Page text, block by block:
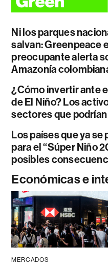
Ni los parques
salvan: Greenpeace
preocupante alerta
Amazonía
¿Cómo invertir ante
de El Niño? Los
sectores que
Los países que ya se
para el “Súper Niño
posibles
Económicas e
MERCADOS